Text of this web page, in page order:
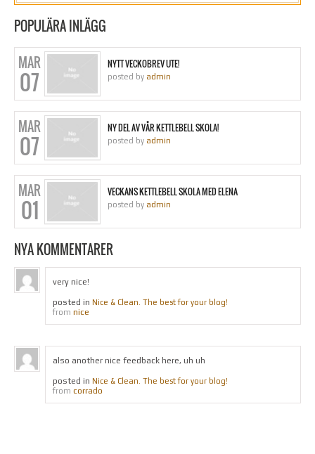
POPULÄRA INLÄGG
MAR
07
NYTT VECKOBREV UTE!
posted by admin
MAR
07
NY DEL AV VÅR KETTLEBELL SKOLA!
posted by admin
MAR
01
VECKANS KETTLEBELL SKOLA MED ELENA
posted by admin
NYA KOMMENTARER
very nice!
posted in Nice & Clean. The best for your blog!
from nice
also another nice feedback here, uh uh
posted in Nice & Clean. The best for your blog!
from corrado